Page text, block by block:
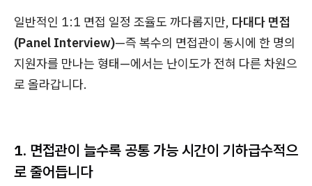
일반적인 1:1 면접 일정 조율도 까다롭지만, 다대다 면접
(Panel Interview)—즉 복수의 면접관이 동시에 한 명의
지원자를 만나는 형태—에서는 난이도가 전혀 다른 차원으
로 올라갑니다.
1. 면접관이 늘수록 공통 가능 시간이 기하급수적으
로 줄어듭니다